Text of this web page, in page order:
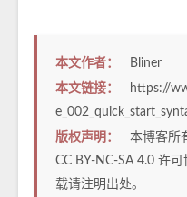
本文作者：
Bliner
本文链接：
https://
版权声明：
本博客所
CC BY-NC-SA 4.0 许可
载请注明出处。